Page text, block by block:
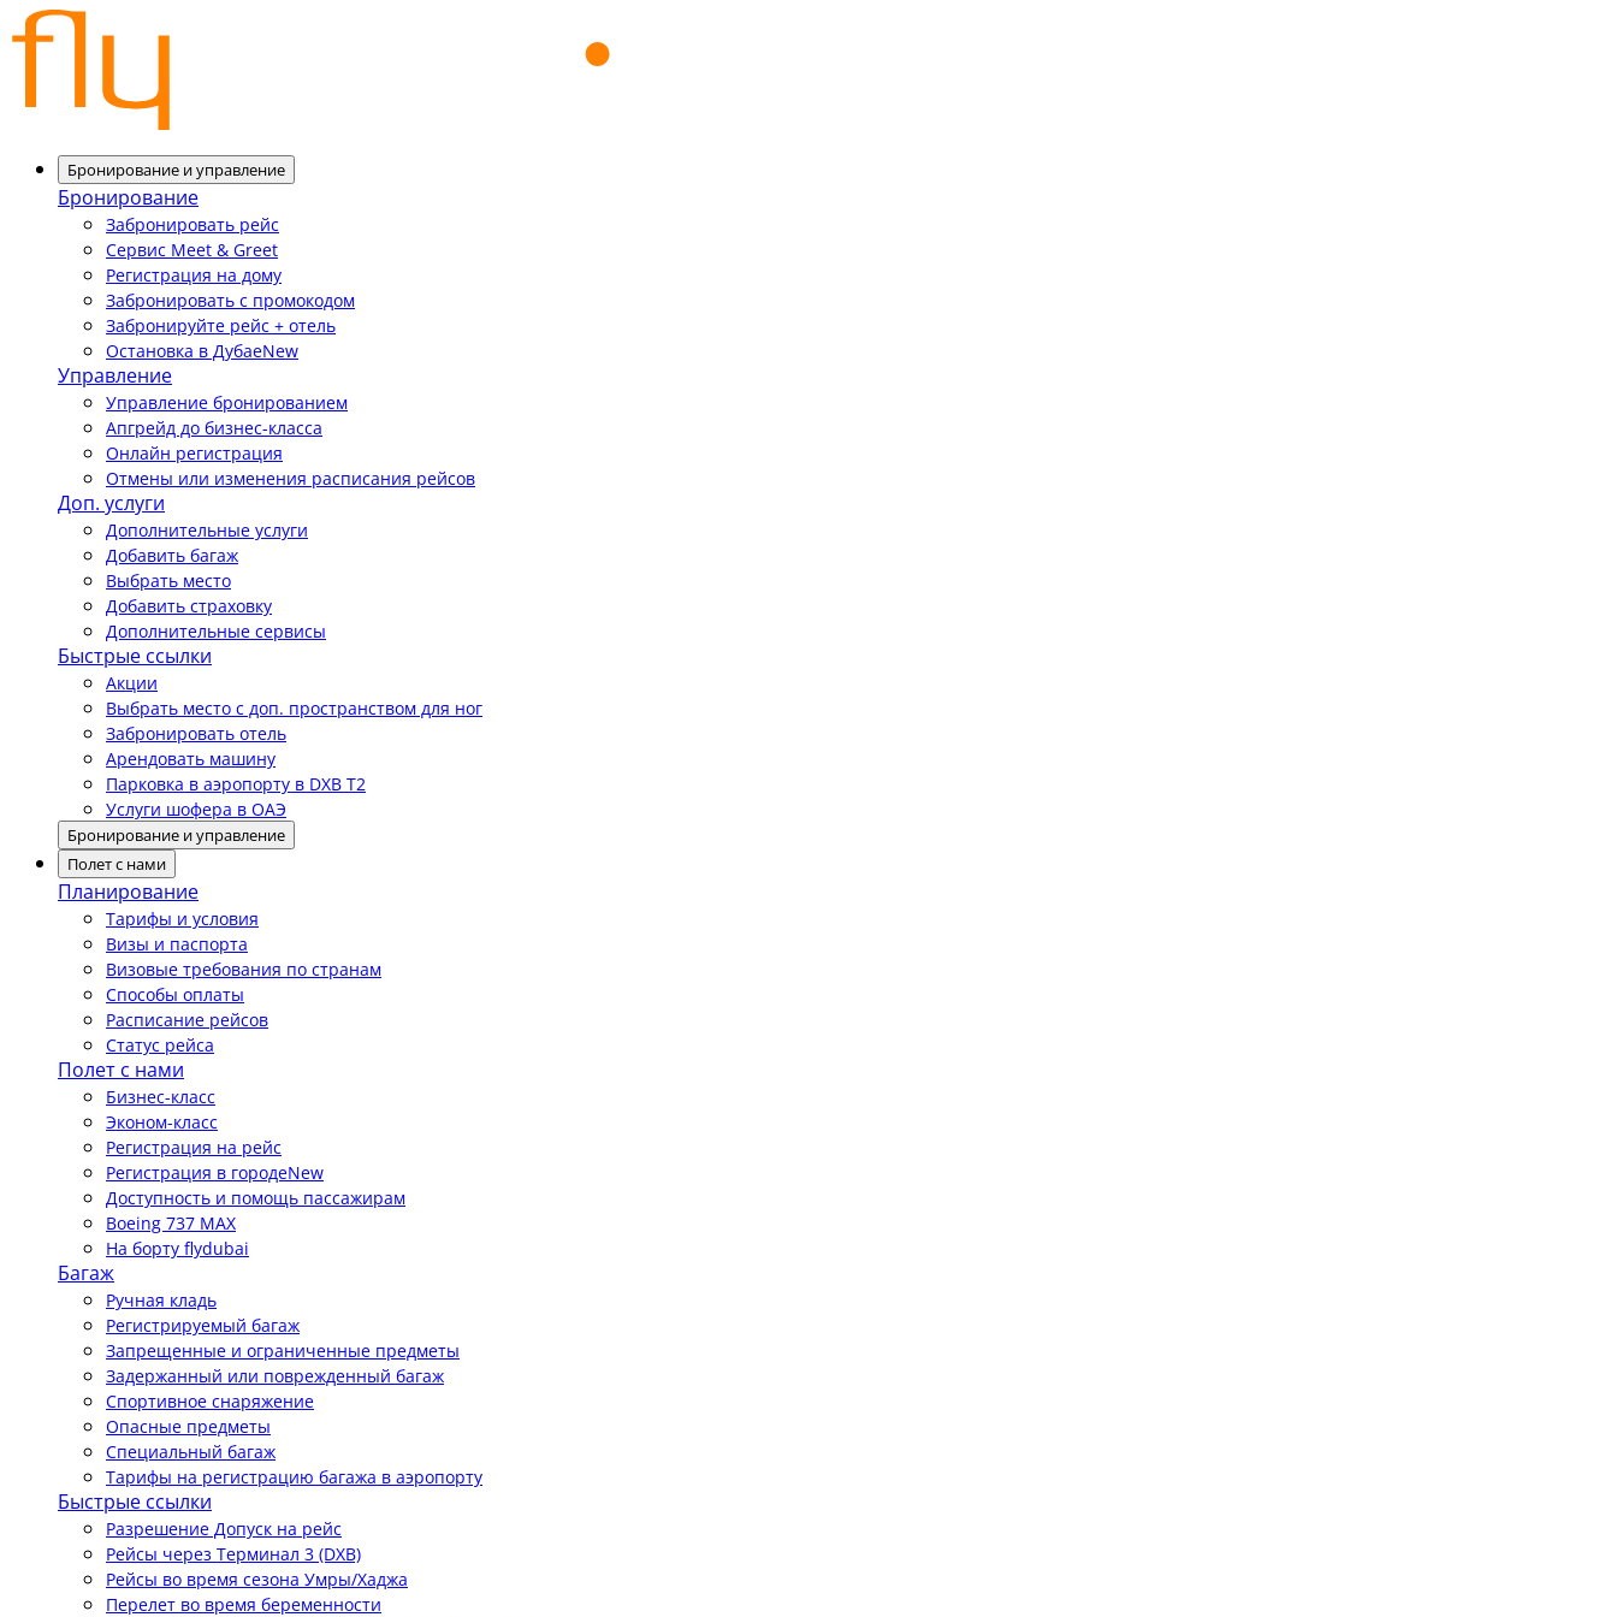
Бронирование и управление
Бронирование
Забронировать рейс
Сервис Meet & Greet
Регистрация на дому
Забронировать с промокодом
Забронируйте рейс + отель
Остановка в ДубаеNew
Управление
Управление бронированием
Апгрейд до бизнес-класса
Онлайн регистрация
Отмены или изменения расписания рейсов
Доп. услуги
Дополнительные услуги
Добавить багаж
Выбрать место
Добавить страховку
Дополнительные сервисы
Быстрые ссылки
Акции
Выбрать место с доп. пространством для ног
Забронировать отель
Арендовать машину
Парковка в аэропорту в DXB T2
Услуги шофера в ОАЭ
Бронирование и управление
Полет с нами
Планирование
Тарифы и условия
Визы и паспорта
Визовые требования по странам
Способы оплаты
Расписание рейсов
Статус рейса
Полет с нами
Бизнес-класс
Эконом-класс
Регистрация на рейс
Регистрация в городеNew
Доступность и помощь пассажирам
Boeing 737 MAX
На борту flydubai
Багаж
Ручная кладь
Регистрируемый багаж
Запрещенные и ограниченные предметы
Задержанный или поврежденный багаж
Спортивное снаряжение
Опасные предметы
Специальный багаж
Тарифы на регистрацию багажа в аэропорту
Быстрые ссылки
Разрешение Допуск на рейс
Рейсы через Терминал 3 (DXB)
Рейсы во время сезона Умры/Хаджа
Перелет во время беременности